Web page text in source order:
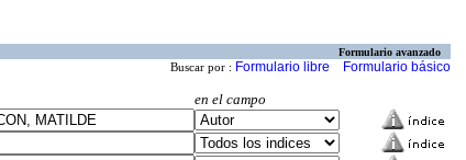
Formulario avanzado
Buscar por : Formulario libre Formulario básico
en el campo